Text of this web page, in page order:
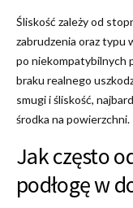
Śliskość zależy od
zabrudzenia oraz typu
po niekompatybilnych
braku realnego
smugi i śliskość,
środka na powierzchni.
Jak często
podłogę w